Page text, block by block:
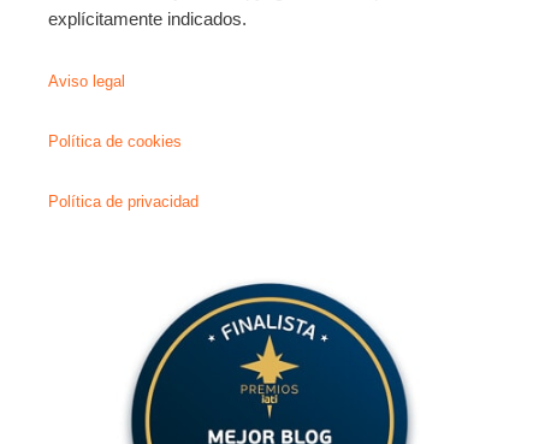
explícitamente indicados.
Aviso legal
Política de cookies
Política de privacidad